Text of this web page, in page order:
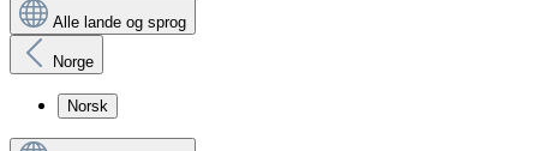
Alle lande og sprog
Norge
Norsk